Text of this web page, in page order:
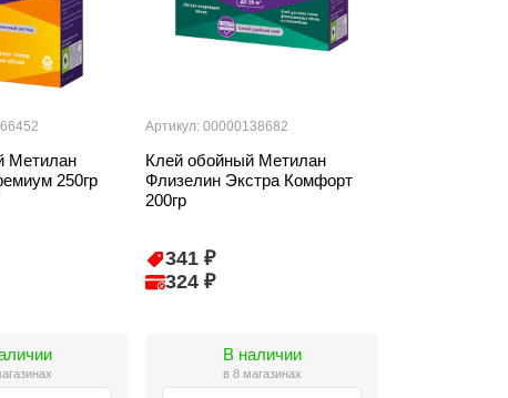
Метилан
250гр
Артикул: 00000138682
Клей обойный Метилан
Флизелин Экстра Комфорт
200гр
341 ₽
324 ₽
В наличии
в 8 магазинах